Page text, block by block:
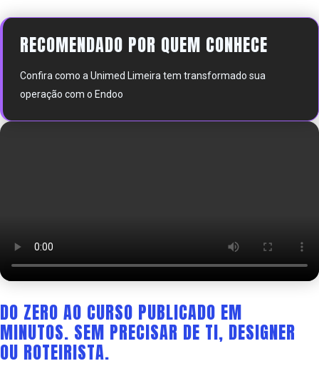
RECOMENDADO POR QUEM CONHECE
Confira como a Unimed Limeira tem transformado sua
operação com o Endoo
DO ZERO AO CURSO PUBLICADO EM
MINUTOS. SEM PRECISAR DE TI, DESIGNER
OU ROTEIRISTA.